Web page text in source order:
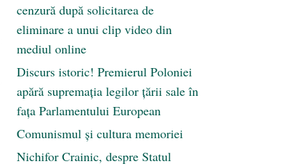
cenzură după solicitarea de
eliminare a unui clip video din
mediul online
Discurs istoric! Premierul Poloniei
apără supremația legilor țării sale în
fața Parlamentului European
Comunismul şi cultura memoriei
Nichifor Crainic, despre Statul